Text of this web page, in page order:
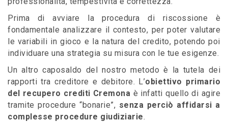
Prima di avviare la procedura di riscossione è
fondamentale analizzare il contesto, per poter valutare
le variabili in gioco e la natura del credito, potendo poi
individuare una strategia su misura con le tue esigenze.
Un altro caposaldo del nostro metodo è la tutela dei
rapporti tra creditore e debitore. L’obiettivo primario
del recupero crediti Cremona è infatti quello di agire
tramite procedure “bonarie”, senza perciò affidarsi a
complesse procedure giudiziarie.